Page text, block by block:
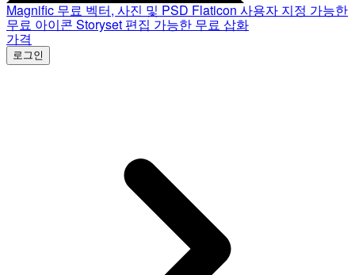
Magnific 무료 벡터, 사진 및 PSD Flaticon 사용자 지정 가능한
무료 아이콘 Storyset 편집 가능한 무료 삽화
가격
로그인